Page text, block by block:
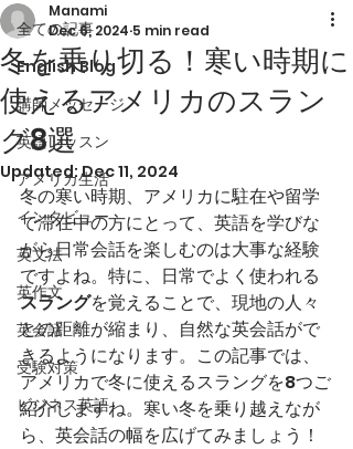
全ての記事
English Blog
講師メッセージ
英語レッスン
アメリカ生活
インタビュー
英文法
英作文
英会話
受験対策
ビジネス英語
冬を乗り切る！寒い時期に
使えるアメリカのスラン
グ8選
Manami
Dec 6, 2024 5 min read
Updated:Dec 11, 2024
冬の寒い時期、アメリカに駐在や留学
で滞在中の方にとって、英語を学びな
がら日常会話を楽しむのは大事な経験
ですよね。特に、日常でよく使われる
スラングを覚えることで、現地の人々
との距離が縮まり、自然な英会話がで
きるようになります。この記事では、
アメリカで冬に使えるスラングを8つご
紹介しますね。寒い冬を乗り越えなが
ら、英会話の幅を広げてみましょう！